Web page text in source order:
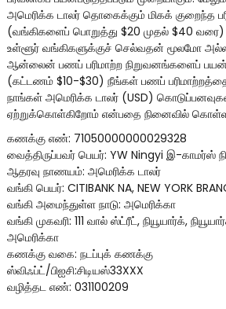
அமெரிக்க டாலர் தொகைக்கும் மிகக் குறைந்த
(வங்கிகளைப் பொறுத்து $20 முதல் $40 வரை)
உள்ளூர் வங்கிகளுக்குச் செல்வதன் மூலமோ
ஆன்லைன் பணப் பரிமாற்ற நிறுவனங்களைப்
(கட்டணம் $10-$30) நீங்கள் பணப்
நாங்கள் அமெரிக்க டாலர் (USD)
ஏற்றுக்கொள்கிறோம் என்பதை நினைவில்
கணக்கு எண்: 71050000000029328
வைத்திருப்பவர் பெயர்: YW Ningyi இ-காமர்ஸ்
ஆதரவு நாணயம்: அமெரிக்க டாலர்
வங்கி பெயர்: CITIBANK NA, NEW YORK
வங்கி அமைந்துள்ள நாடு: அமெரிக்கா
வங்கி முகவரி: 111 வால் ஸ்ட்ரீட், நியூயார்க்,
அமெரிக்கா
கணக்கு வகை: நடப்புக் கணக்கு
ஸ்விஃப்ட்/பிஐசி:சிடியஸ்33XXX
வழித்தட எண்: 031100209